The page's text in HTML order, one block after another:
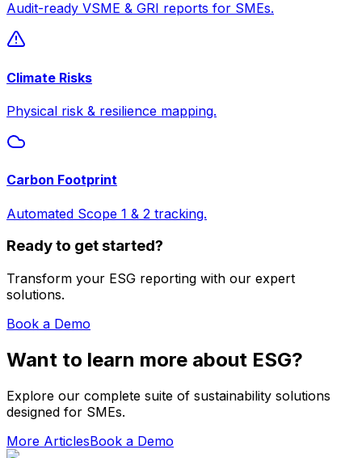
Audit-ready VSME & GRI reports for SMEs.
Climate Risks
Physical risk & resilience mapping.
Carbon Footprint
Automated Scope 1 & 2 tracking.
Ready to get started?
Transform your ESG reporting with our expert
solutions.
Book a Demo
Want to learn more about ESG?
Explore our complete suite of sustainability solutions
designed for SMEs.
More ArticlesBook a Demo